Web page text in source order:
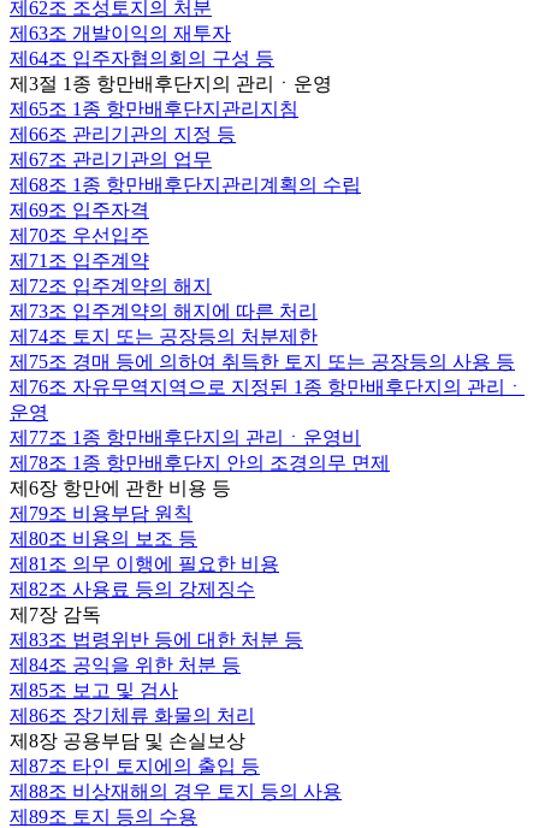
제62조 조성토지의 처분
제63조 개발이익의 재투자
제64조 입주자협의회의 구성 등
제3절 1종 항만배후단지의 관리ㆍ운영
제65조 1종 항만배후단지관리지침
제66조 관리기관의 지정 등
제67조 관리기관의 업무
제68조 1종 항만배후단지관리계획의 수립
제69조 입주자격
제70조 우선입주
제71조 입주계약
제72조 입주계약의 해지
제73조 입주계약의 해지에 따른 처리
제74조 토지 또는 공장등의 처분제한
제75조 경매 등에 의하여 취득한 토지 또는 공장등의 사용 등
제76조 자유무역지역으로 지정된 1종 항만배후단지의 관리ㆍ
운영
제77조 1종 항만배후단지의 관리ㆍ운영비
제78조 1종 항만배후단지 안의 조경의무 면제
제6장 항만에 관한 비용 등
제79조 비용부담 원칙
제80조 비용의 보조 등
제81조 의무 이행에 필요한 비용
제82조 사용료 등의 강제징수
제7장 감독
제83조 법령위반 등에 대한 처분 등
제84조 공익을 위한 처분 등
제85조 보고 및 검사
제86조 장기체류 화물의 처리
제8장 공용부담 및 손실보상
제87조 타인 토지에의 출입 등
제88조 비상재해의 경우 토지 등의 사용
제89조 토지 등의 수용